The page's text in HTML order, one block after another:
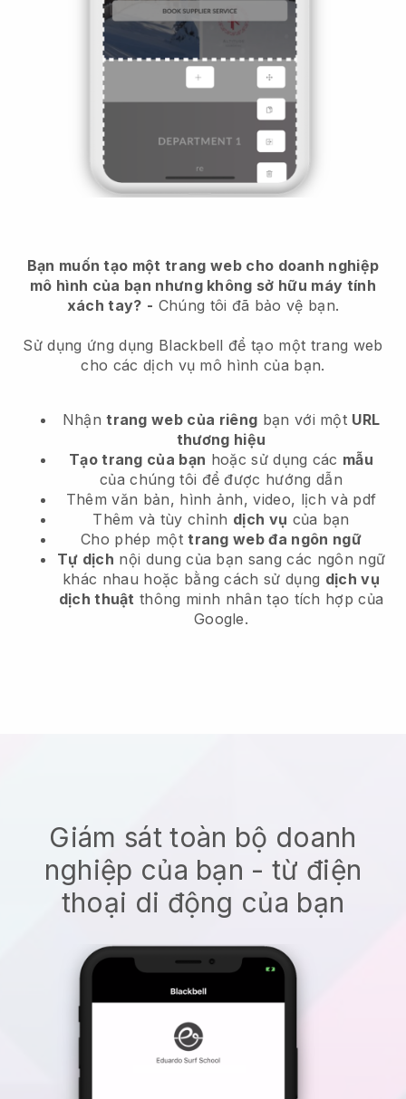
Bạn muốn tạo một trang web cho doanh nghiệp
mô hình của bạn nhưng không sở hữu máy tính
xách tay? - Chúng tôi đã bảo vệ bạn.
Sử dụng ứng dụng Blackbell để tạo một trang web
cho các dịch vụ mô hình của bạn.
Nhậntrang web của riêng bạn với một URL
thương hiệu
Tạo trang của bạn hoặc sử dụng các mẫu
của chúng tôi để được hướng dẫn
Thêm văn bản, hình ảnh, video, lịch và pdf
Thêm và tùy chỉnh dịch vụ của bạn
Cho phép mộttrang web đa ngôn ngữ
Tự dịch nội dung của bạn sang các ngôn ngữ
khác nhau hoặc bằng cách sử dụng dịch vụ
dịch thuật thông minh nhân tạo tích hợp của
Google.
Giám sát toàn bộ doanh
nghiệp của bạn - từ điện
thoại di động của bạn